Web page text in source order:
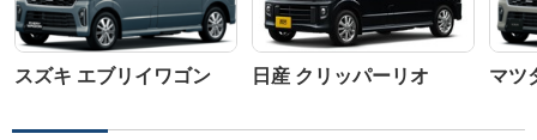
スズキ エブリイワゴン 日産 クリッパーリオ マツ